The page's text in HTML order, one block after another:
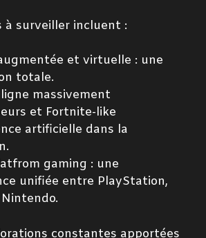
à surveiller incluent :
et virtuelle : une
totale.
massivement
et Fortnite-like
artificielle dans la
gaming : une
unifiée entre PlayStation,
constantes apportées